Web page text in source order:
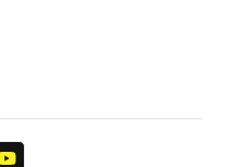
Y